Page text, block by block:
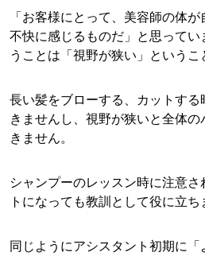
「お客様にとって、美容師の体
不快に感じるものだ」と思って
うことは「視野が狭い」というこ
長い髪をブローする、カットす
きませんし、視野が狭いと全体
きません。
シャンプーのレッスン時に注意
トになっても教訓として役に立ち
同じようにアシスタント初期に